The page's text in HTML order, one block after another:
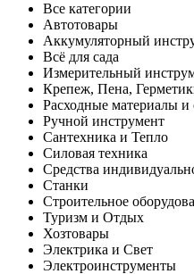
Все категории
Автотовары
Аккумуляторный
Всё для сада
Измерительный
Крепеж, Пена,
Расходные материалы и
Ручной инструмент
Сантехника и Тепло
Силовая техника
Средства
Станки
Строительное
Туризм и Отдых
Хозтовары
Электрика и Свет
Электроинструменты